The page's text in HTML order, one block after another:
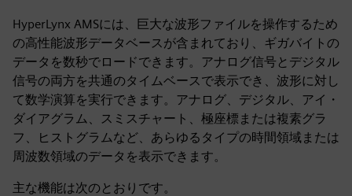
HyperLynx AMSには、巨大な波形ファイルを操作するため
の高性能波形データベースが含まれており、ギガバイトの
データを数秒でロードできます。アナログ信号とデジタル
信号の両方を共通のタイムベースで表示でき、波形に対し
て数学演算を実行できます。アナログ、デジタル、アイ・
ダイアグラム、スミスチャート、極座標または複素グラ
フ、ヒストグラムなど、あらゆるタイプの時間領域または
周波数領域のデータを表示できます。
主な機能は次のとおりです。